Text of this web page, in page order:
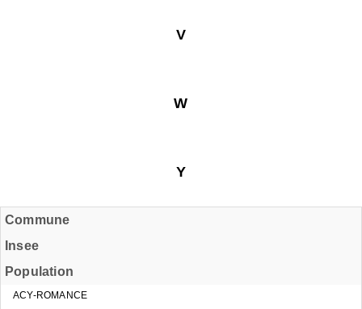
V
W
Y
Commune
Insee
Population
ACY-ROMANCE